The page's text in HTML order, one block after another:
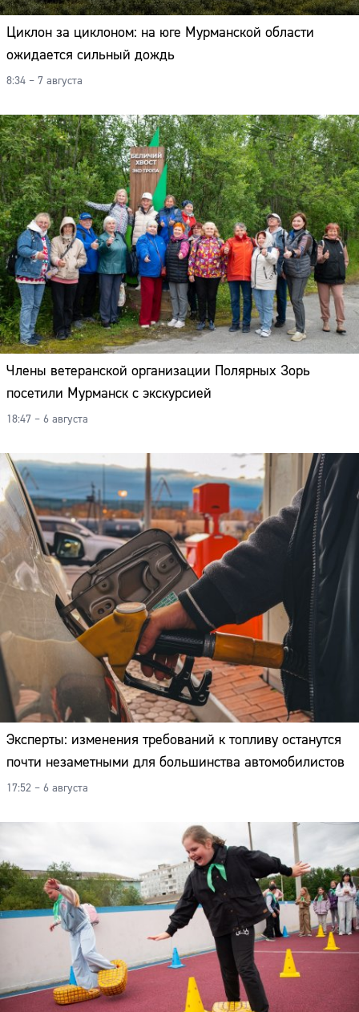
Циклон за циклоном: на юге Мурманской области
ожидается сильный дождь
8:34 – 7 августа
Члены ветеранской организации Полярных Зорь
посетили Мурманск с экскурсией
18:47 – 6 августа
Эксперты: изменения требований к топливу останутся
почти незаметными для большинства автомобилистов
17:52 – 6 августа